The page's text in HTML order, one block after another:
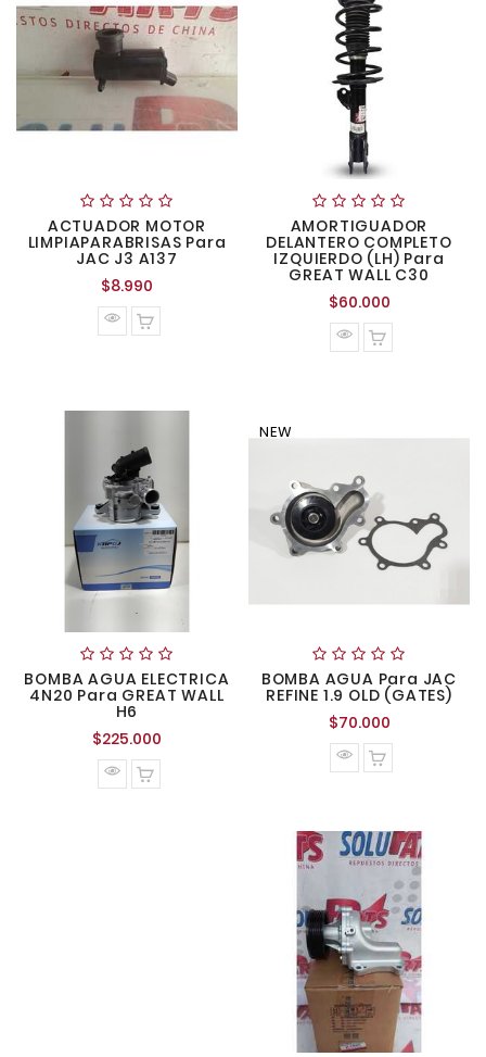
ACTUADOR MOTOR
LIMPIAPARABRISAS Para
JAC J3 A137
$8.990
normal
AMORTIGUADOR
DELANTERO COMPLETO
IZQUIERDO (LH) Para
GREAT WALL C30
$60.000Precio
normal
BOMBA AGUA ELECTRICA
4N20 Para GREAT WALL
H6
$225.000
BOMBA AGUA Para JAC
REFINE 1.9 OLD (GATES)
$70.000Precio
normal
NEW